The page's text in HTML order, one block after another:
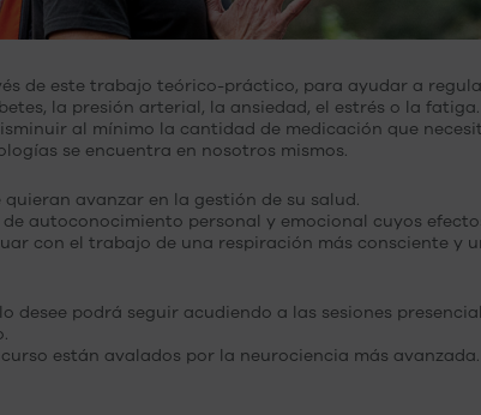
de este trabajo teórico-práctico, para ayudar a
la presión arterial, la ansiedad, el estrés o la fatiga.
al mínimo la cantidad de medicación que
se encuentra en nosotros mismos.
avanzar en la gestión de su salud.
autoconocimiento personal y emocional cuyos
con el trabajo de una respiración más consciente y
desee podrá seguir acudiendo a las sesiones
están avalados por la neurociencia más avanzada.